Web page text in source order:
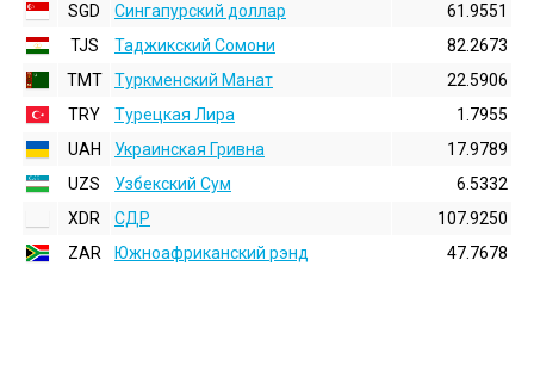
SGD
Сингапурский доллар
61.9551
TJS
Таджикский Сомони
82.2673
TMT
Туркменский Манат
22.5906
TRY
Турецкая Лира
1.7955
UAH
Украинская Гривна
17.9789
UZS
Узбекский Сум
6.5332
XDR
СДР
107.9250
ZAR
Южноафриканский рэнд 47.7678